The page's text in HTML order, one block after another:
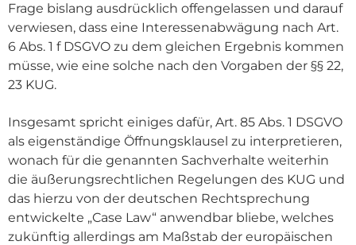
Frage bislang ausdrücklich offengelassen und darauf
verwiesen, dass eine Interessenabwägung nach Art.
6 Abs. 1 f DSGVO zu dem gleichen Ergebnis kommen
müsse, wie eine solche nach den Vorgaben der §§ 22,
23 KUG.
Insgesamt spricht einiges dafür, Art. 85 Abs. 1 DSGVO
als eigenständige Öffnungsklausel zu interpretieren,
wonach für die genannten Sachverhalte weiterhin
die äußerungsrechtlichen Regelungen des KUG und
das hierzu von der deutschen Rechtsprechung
entwickelte „Case Law“ anwendbar bliebe, welches
zukünftig allerdings am Maßstab der europäischen